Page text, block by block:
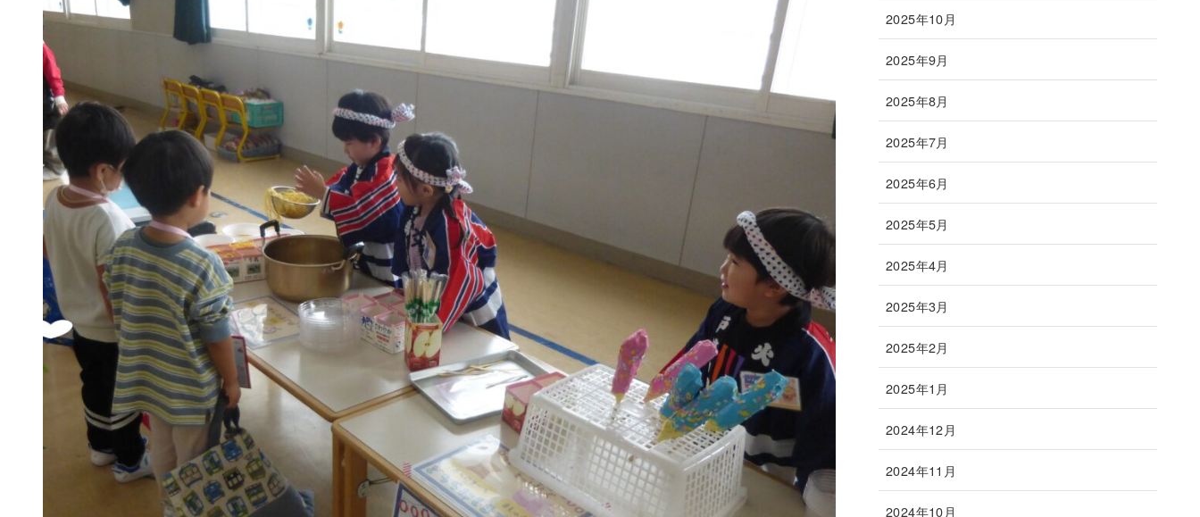
2025年10月
2025年9月
2025年8月
2025年7月
2025年6月
2025年5月
2025年4月
2025年3月
2025年2月
2025年1月
2024年12月
2024年11月
2024年10月